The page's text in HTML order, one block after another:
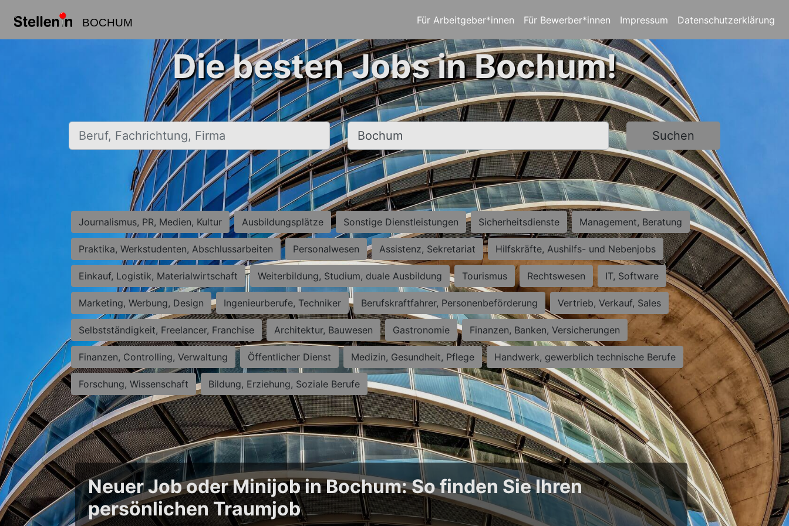
BOCHUM Für Arbeitgeber*innen Für Bewerber*innen Impressum Datenschutzerklärung
Die besten Jobs in Bochum!
Beruf, Fachrichtung, Firma Ort, Stadt Suchen
Journalismus, PR, Medien, Kultur Ausbildungsplätze Sonstige Dienstleistungen Sicherheitsdienste Management, Beratung
Praktika, Werkstudenten, Abschlussarbeiten Personalwesen Assistenz, Sekretariat Hilfskräfte, Aushilfs- und Nebenjobs
Einkauf, Logistik, Materialwirtschaft Weiterbildung, Studium, duale Ausbildung Tourismus Rechtswesen IT, Software
Marketing, Werbung, Design Ingenieurberufe, Techniker Berufskraftfahrer, Personenbeförderung Vertrieb, Verkauf, Sales
Selbstständigkeit, Freelancer, Franchise Architektur, Bauwesen Gastronomie Finanzen, Banken, Versicherungen
Finanzen, Controlling, Verwaltung Öffentlicher Dienst Medizin, Gesundheit, Pflege Handwerk, gewerblich technische Berufe
Forschung, Wissenschaft Bildung, Erziehung, Soziale Berufe
Neuer Job oder Minijob in Bochum: So finden Sie Ihren
persönlichen Traumjob